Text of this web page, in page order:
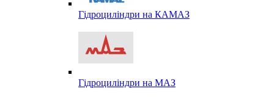
Гідроциліндри на КАМАЗ
Гідроциліндри на МАЗ